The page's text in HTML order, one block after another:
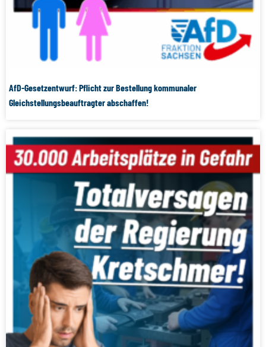
AfD-Gesetzentwurf: Pflicht zur Bestellung kommunaler
Gleichstellungsbeauftragter abschaffen!